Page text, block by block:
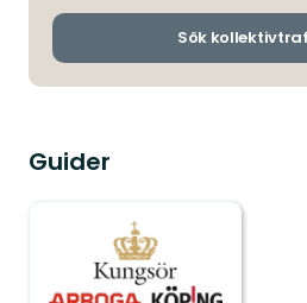
Sök
Guider